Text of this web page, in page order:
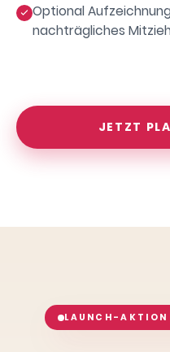
Optional
nachträgliches
JETZT
LAUNCH-AKTION